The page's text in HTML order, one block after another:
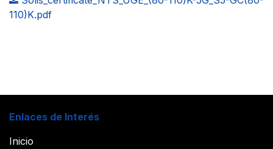
110)K.pdf
Enlaces de Interés
Inicio